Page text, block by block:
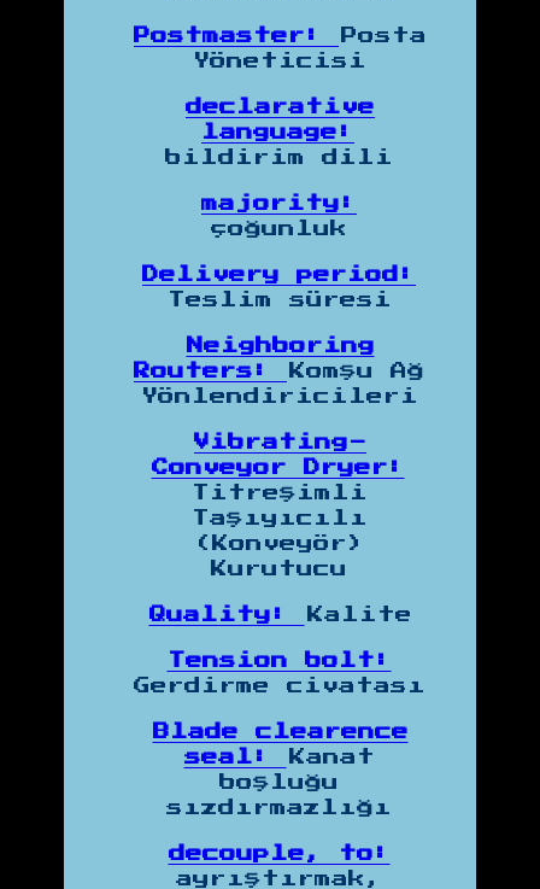
Postmaster:
Posta
Yöneticisi
declarative
language:
bildirim dili
majority:
çoğunluk
Delivery period:
Teslim süresi
Neighboring
Routers:
Komşu Ağ
Yönlendiricileri
Vibrating-
Conveyor Dryer:
Titreşimli
Taşıyıcılı
(Konveyör)
Kurutucu
Quality: Kalite
Tension bolt:
Gerdirme civatası
Blade clearence
seal:
Kanat
boşluğu
sızdırmazlığı
decouple, to:
ayrıştırmak,